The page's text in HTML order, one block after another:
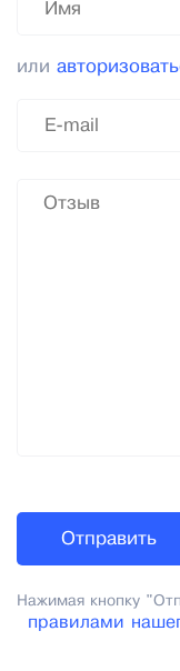
или
Нажимая кнопку
правилами